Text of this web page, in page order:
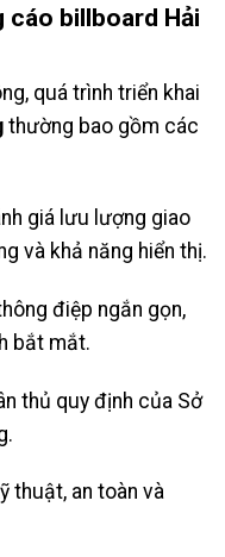
cáo billboard Hải
quá trình triển khai
thường bao gồm các
giá lưu lượng giao
và khả năng hiển thị.
điệp ngắn gọn,
bắt mắt.
thủ quy định của Sở
thuật, an toàn và